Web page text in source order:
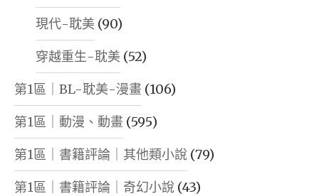
現代-耽美 (90)
穿越重生-耽美 (52)
第1區｜BL-耽美-漫畫 (106)
第1區｜動漫、動畫 (595)
第1區｜書籍評論｜其他類小說 (79)
第1區｜書籍評論｜奇幻小說 (43)